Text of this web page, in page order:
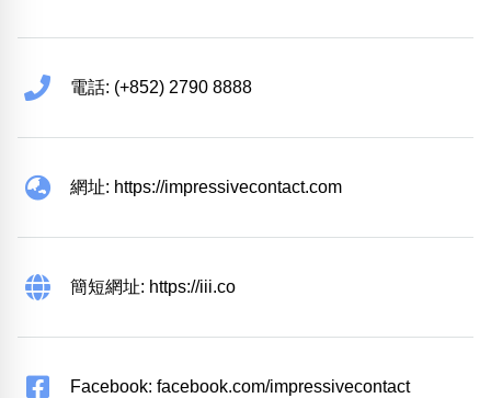
電話: (+852) 2790 8888
網址: https://impressivecontact.com
簡短網址: https://iii.co
Facebook: facebook.com/impressivecontact